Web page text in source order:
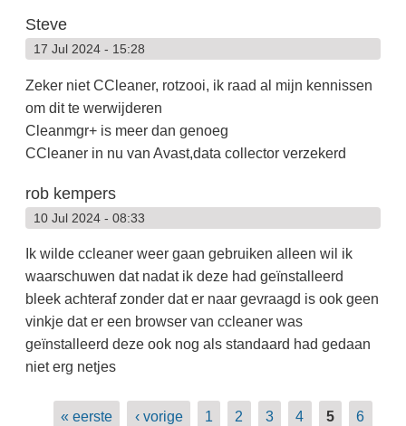
Steve
17 Jul 2024 - 15:28
Zeker niet CCleaner, rotzooi, ik raad al mijn kennissen
om dit te werwijderen
Cleanmgr+ is meer dan genoeg
CCleaner in nu van Avast,data collector verzekerd
rob kempers
10 Jul 2024 - 08:33
Ik wilde ccleaner weer gaan gebruiken alleen wil ik
waarschuwen dat nadat ik deze had geïnstalleerd
bleek achteraf zonder dat er naar gevraagd is ook geen
vinkje dat er een browser van ccleaner was
geïnstalleerd deze ook nog als standaard had gedaan
niet erg netjes
Pagina's
« eerste ‹ vorige 1 2 3 4 5
6